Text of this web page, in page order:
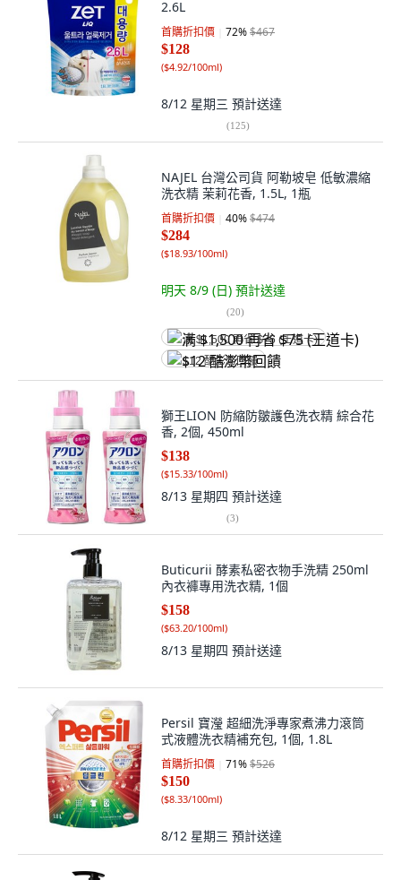
2.6L
首購折扣價 72%$467
$128
($4.92/100ml)
8/12 星期三 預計送達
(125)
NAJEL 台灣公司貨 阿勒坡皂 低敏濃縮
洗衣精 茉莉花香, 1.5L, 1瓶
首購折扣價 40%$474
$284
($18.93/100ml)
明天 8/9 (日) 預計送達
(20)
满 $1,500 再省 $75 (王道卡)
$12 酷澎幣回饋
獅王LION 防縮防皺護色洗衣精 綜合花
香, 2個, 450ml
$138
($15.33/100ml)
8/13 星期四 預計送達
(3)
Buticurii 酵素私密衣物手洗精 250ml
內衣褲專用洗衣精, 1個
$158
($63.20/100ml)
8/13 星期四 預計送達
Persil 寶瀅 超細洗淨專家煮沸力滾筒
式液體洗衣精補充包, 1個, 1.8L
首購折扣價 71%$526
$150
($8.33/100ml)
8/12 星期三 預計送達